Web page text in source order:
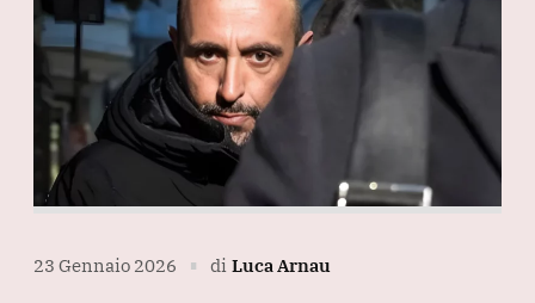
23 Gennaio 2026 ∎ di Luca Arnau